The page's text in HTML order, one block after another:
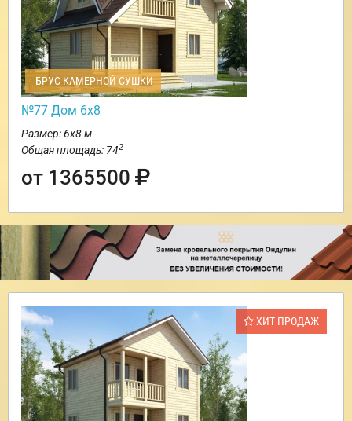
БРУС КАМЕРНОЙ СУШКИ
№77 Дом 6х8
Размер: 6х8 м
Общая площадь: 742
от 1365500
ХИТ ПРОДАЖ